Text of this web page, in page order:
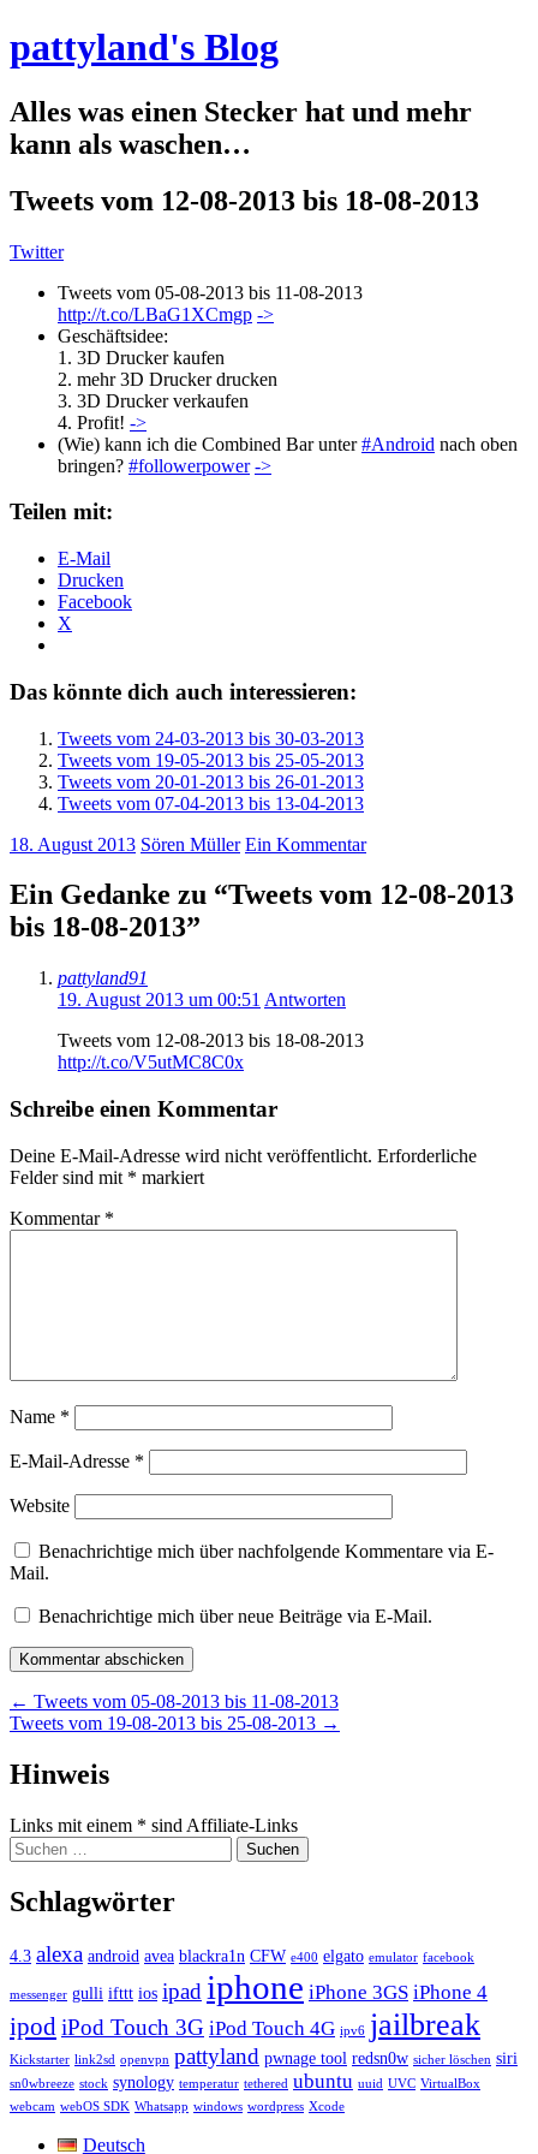
pattyland's Blog
Alles was einen Stecker hat und mehr
kann als waschen…
Tweets vom 12-08-2013 bis 18-08-2013
Twitter
Tweets vom 05-08-2013 bis 11-08-2013
http://t.co/LBaG1XCmgp ->
Geschäftsidee:
1. 3D Drucker kaufen
2. mehr 3D Drucker drucken
3. 3D Drucker verkaufen
4. Profit! ->
(Wie) kann ich die Combined Bar unter#Android nach oben
bringen? #followerpower ->
Teilen mit:
E-Mail
Drucken
Facebook
X
Das könnte dich auch interessieren:
Tweets vom 24-03-2013 bis 30-03-2013
Tweets vom 19-05-2013 bis 25-05-2013
Tweets vom 20-01-2013 bis 26-01-2013
Tweets vom 07-04-2013 bis 13-04-2013
18. August 2013 Sören Müller Ein Kommentar
Ein Gedanke zu “Tweets vom 12-08-2013
bis 18-08-2013”
pattyland91
19. August 2013 um 00:51 Antworten
Tweets vom 12-08-2013 bis 18-08-2013
http://t.co/V5utMC8C0x
Schreibe einen Kommentar
Deine E-Mail-Adresse wird nicht veröffentlicht. Erforderliche
Felder sind mit * markiert
Kommentar *
Name *
E-Mail-Adresse *
Website
Benachrichtige mich über nachfolgende Kommentare via E-
Mail.
Benachrichtige mich über neue Beiträge via E-Mail.
Beitragsnavigation
← Tweets vom 05-08-2013 bis 11-08-2013
Tweets vom 19-08-2013 bis 25-08-2013 →
Widgets
Hinweis
Links mit einem * sind Affiliate-Links
Suchen
nach:
Schlagwörter
4.3 alexa android avea blackra1n CFW e400 elgato emulator facebook
messenger gulli ifttt ios ipadiphone iPhone 3GS iPhone 4
ipodiPod Touch 3G iPod Touch 4G ipv6 jailbreak
Kickstarter link2sd openvpn pattyland pwnage tool redsn0w sicher löschen siri
sn0wbreeze stock synology temperatur tethered ubuntu uuid UVC VirtualBox
webcam webOS SDK Whatsapp windows wordpress Xcode
Deutsch